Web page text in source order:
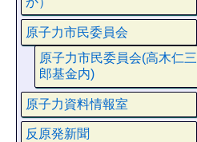
原子力市民委員会
原子力市民委員会(高木仁三
郎基金内)
原子力資料情報室
反原発新聞